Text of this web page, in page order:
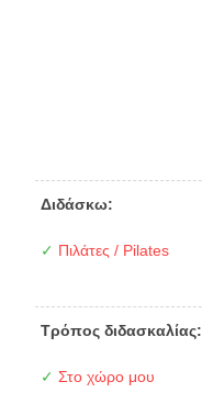
Διδάσκω:
✓ Πιλάτες / Pilates
Τρόπος διδασκαλίας:
✓ Στο χώρο μου